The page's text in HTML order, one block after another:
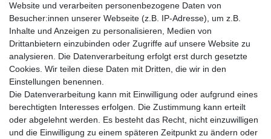
Vorkasse
PayPal
Sofortüberweisung
Kreditkarte
AmazonPay
Bar bei Abholung
Website und verarbeiten personenbezogene Daten von
Besucher:innen unserer Webseite (z.B. IP-Adresse), um z.B.
Inhalte und Anzeigen zu personalisieren, Medien von
Drittanbietern einzubinden oder Zugriffe auf unsere Website zu
analysieren. Die Datenverarbeitung erfolgt erst durch gesetzte
Cookies. Wir teilen diese Daten mit Dritten, die wir in den
Einstellungen benennen.
Die Datenverarbeitung kann mit Einwilligung oder aufgrund eines
berechtigten Interesses erfolgen. Die Zustimmung kann erteilt
oder abgelehnt werden. Es besteht das Recht, nicht einzuwilligen
und die Einwilligung zu einem späteren Zeitpunkt zu ändern oder